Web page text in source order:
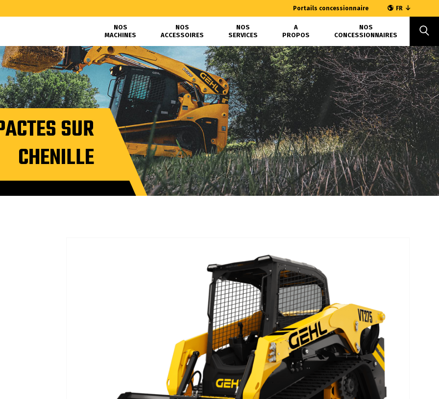
Portails concessionnaire FR
NOS
MACHINES
NOS
ACCESSOIRES
NOS
SERVICES
A
PROPOS
NOS
CONCESSIONNAIRES
SUR
CHENILLE